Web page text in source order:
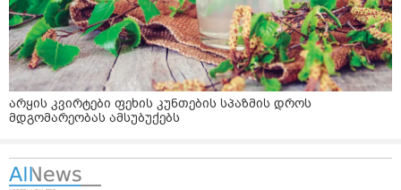
არყის კვირტები ფეხის კუნთების სპაზმის დროს
მდგომარეობას ამსუბუქებს